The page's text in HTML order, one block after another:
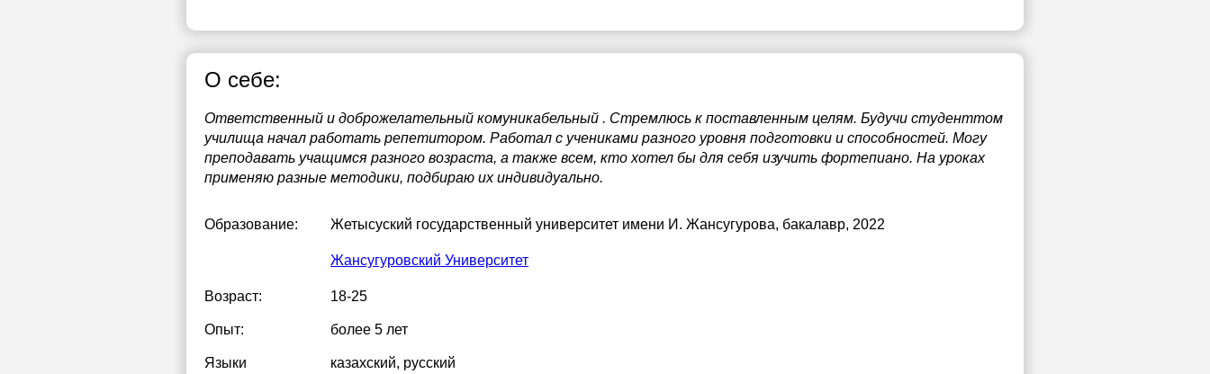
О себе:
Ответственный и доброжелательный комуникабельный . Стремлюсь к поставленным целям. Будучи студенттом
училища начал работать репетитором. Работал с учениками разного уровня подготовки и способностей. Могу
преподавать учащимся разного возраста, а также всем, кто хотел бы для себя изучить фортепиано. На уроках
применяю разные методики, подбираю их индивидуально.
Образование: Жетысуский государственный университет имени И. Жансугурова, бакалавр, 2022
Жансугуровский Университет
Возраст: 18-25
Опыт: более 5 лет
Языки
казахский, русский